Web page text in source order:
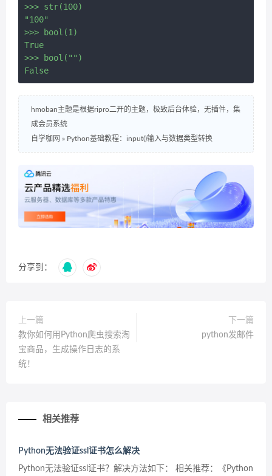
>>> str(100)
"100"
>>> bool(1)
True
>>> bool("")
hmoban主题是根据ripro二开的主题，极致后台体验，无插件，集
成会员系统
自学咖网 » Python基础教程：input()输入与数据类型转换
分享到：
上一篇
教你如何用Python爬虫搜索淘
宝商品，生成操作日志的系
统！
下一篇
python发邮件
相关推荐
Python无法验证ssl证书怎么解决
Python无法验证ssl证书？解决方法如下： 相关推荐：《Python